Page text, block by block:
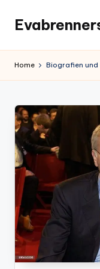
content
Home Biografien